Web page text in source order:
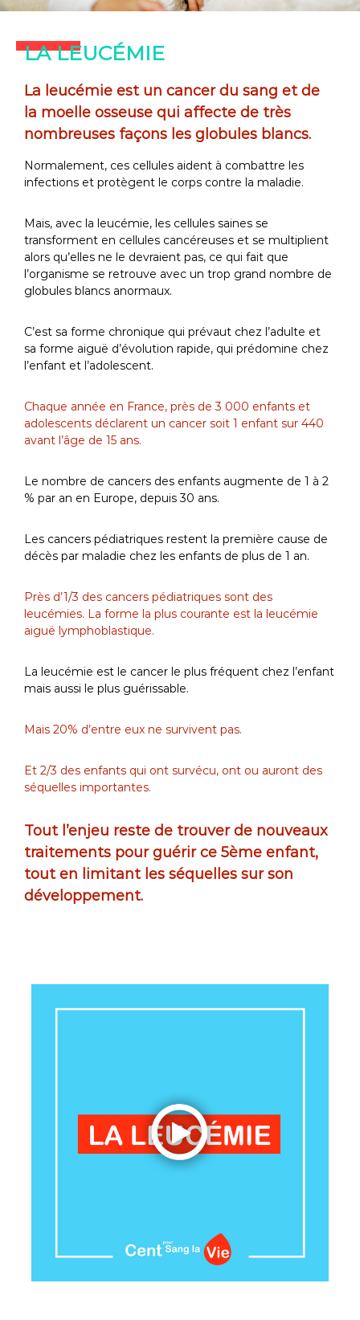
LA LEUCÉMIE
La leucémie est un cancer du sang et de
la moelle osseuse qui affecte de très
nombreuses façons les globules blancs.
Normalement, ces cellules aident à combattre les
infections et protègent le corps contre la maladie.
Mais, avec la leucémie, les cellules saines se
transforment en cellules cancéreuses et se multiplient
alors qu’elles ne le devraient pas, ce qui fait que
l’organisme se retrouve avec un trop grand nombre de
globules blancs anormaux.
C’est sa forme chronique qui prévaut chez l’adulte et
sa forme aiguë d’évolution rapide, qui prédomine chez
l’enfant et l’adolescent.
Chaque année en France, près de 3 000 enfants et
adolescents déclarent un cancer soit 1 enfant sur 440
avant l’âge de 15 ans.
Le nombre de cancers des enfants augmente de 1 à 2
% par an en Europe, depuis 30 ans.
Les cancers pédiatriques restent la première cause de
décès par maladie chez les enfants de plus de 1 an.
Près d’1/3 des cancers pédiatriques sont des
leucémies. La forme la plus courante est la leucémie
aiguë lymphoblastique.
La leucémie est le cancer le plus fréquent chez l’enfant
mais aussi le plus guérissable.
Mais 20% d’entre eux ne survivent pas.
Et 2/3 des enfants qui ont survécu, ont ou auront des
séquelles importantes.
Tout l’enjeu reste de trouver de nouveaux
traitements pour guérir ce 5ème enfant,
tout en limitant les séquelles sur son
développement.